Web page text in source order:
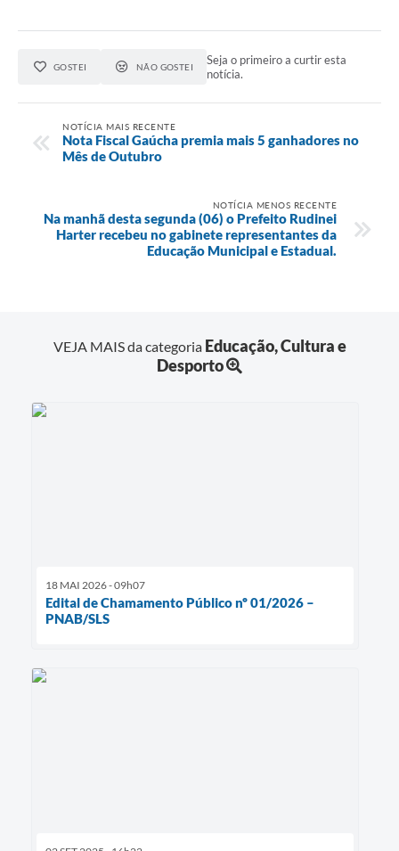
GOSTEI NÃO GOSTEI
Seja o primeiro a curtir esta
notícia.
NOTÍCIA MAIS RECENTE
Nota Fiscal Gaúcha premia mais 5 ganhadores no
Mês de Outubro
NOTÍCIA MENOS RECENTE
Na manhã desta segunda (06) o Prefeito Rudinei
Harter recebeu no gabinete representantes da
Educação Municipal e Estadual.
VEJA MAIS da categoria Educação, Cultura e
Desporto
18 MAI 2026 - 09h07
Edital de Chamamento Público nº 01/2026 –
PNAB/SLS